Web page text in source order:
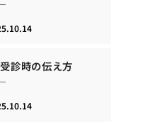
診時の伝え方